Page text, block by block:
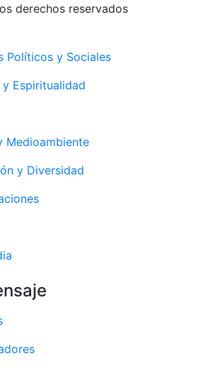
derechos reservados
Políticos y Sociales
Espiritualidad
Medioambiente
y Diversidad